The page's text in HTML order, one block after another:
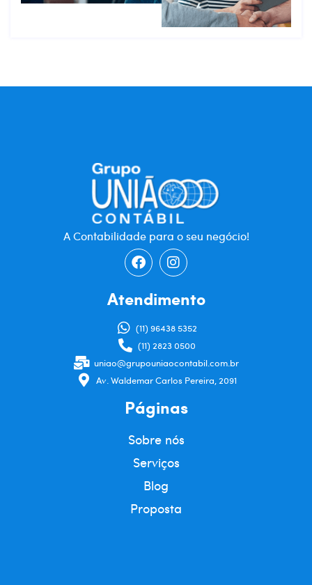
A Contabilidade para o seu negócio!
Atendimento
(11) 96438 5352
(11) 2823 0500
uniao@grupouniaocontabil.com.br
Av. Waldemar Carlos Pereira, 2091
Páginas
Sobre nós
Serviços
Blog
Proposta